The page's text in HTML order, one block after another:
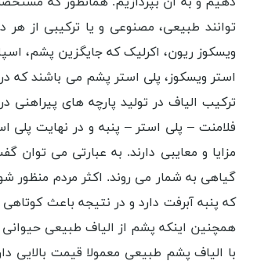
توانند طبیعی، مصنوعی و یا ترکیبی از هر
ویسکوز ریون، اکرلیک که جایگزین پشم،
استر ویسکوز، پلی استر پشم می باشند که در
ترکیب الیاف در تولید پارچه های پیراهنی
فلامنت – پلی استر – پنبه و در نهایت پلی
مزایا و معایبی دارند. به عبارتی می
گیاهی به شمار می روند. اکثر مردم منظور
که پنبه آبرفت دارد و در نتیجه باعث
همچنین اینکه پشم از الیاف طبیعی
با الیاف پشم طبیعی معمولا قیمت بالایی